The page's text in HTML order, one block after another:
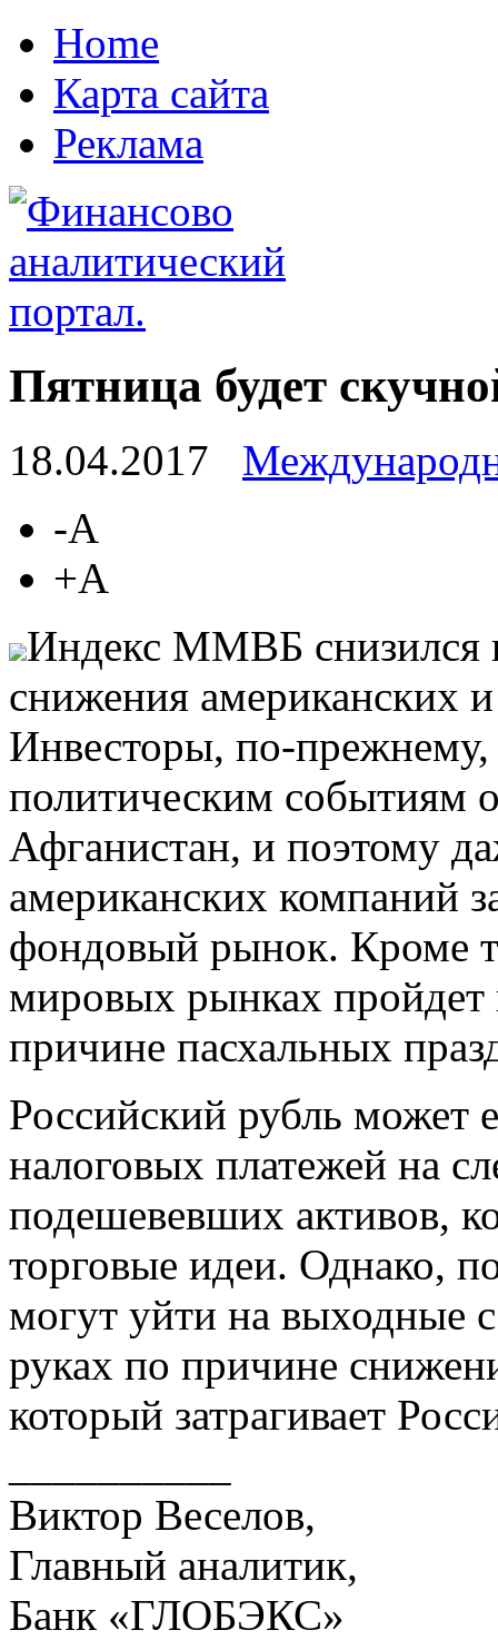
Home
Карта сайта
Реклама
Пятница будет
18.04.2017
-A
+А
Индекс ММВБ снизился
снижения американских
Инвесторы, по-
политическим
Афганистан, и поэтому
американских компаний
фондовый рынок. Кроме
мировых рынках
причине пасхальных
Российский рубль может
налоговых платежей на
подешевевших активов,
торговые идеи. Однако,
могут уйти на выходные
руках по причине
который затрагивает
Виктор Веселов,
Главный аналитик,
Банк «ГЛОБЭКС»